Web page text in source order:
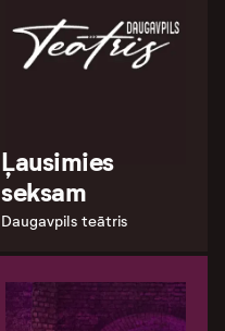
Ļausimies
seksam
Daugavpils teātris